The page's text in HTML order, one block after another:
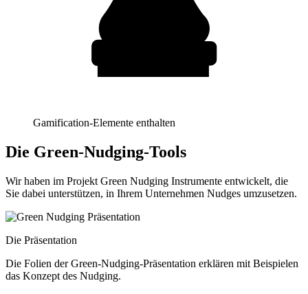
Gamification-Elemente enthalten
Die Green-Nudging-Tools
Wir haben im Projekt Green Nudging Instrumente entwickelt, die
Sie dabei unterstützen, in Ihrem Unternehmen Nudges umzusetzen.
Die Präsentation
Die Folien der Green-Nudging-Präsentation erklären mit Beispielen
das Konzept des Nudging.